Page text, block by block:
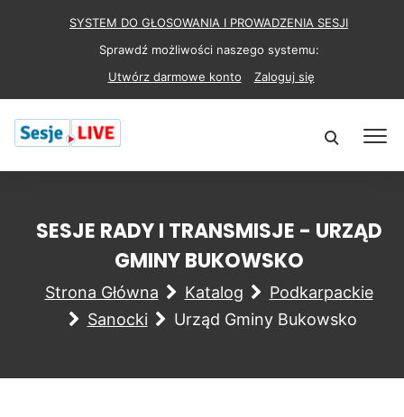
SYSTEM DO GŁOSOWANIA I PROWADZENIA SESJI
Sprawdź możliwości naszego systemu:
Utwórz darmowe konto
Zaloguj się
SESJE RADY I TRANSMISJE - URZĄD
GMINY BUKOWSKO
Strona Główna Katalog
Podkarpackie
Sanocki
Urząd Gminy Bukowsko